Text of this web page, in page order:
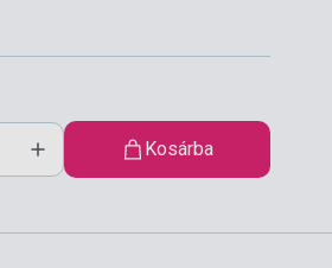
Kosárba